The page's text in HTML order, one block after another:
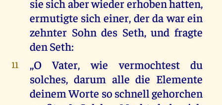
sie sich aber wieder erhoben hatten,
ermutigte sich einer, der da war ein
zehnter Sohn des Seth, und fragte
den Seth:
11
,,O Vater, wie vermochtest du
solches, darum alle die Elemente
deinem Worte so schnell gehorchen